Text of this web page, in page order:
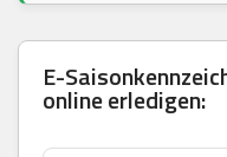
E-
online erledigen: